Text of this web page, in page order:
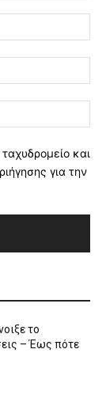
και
για την
το
– Έως πότε